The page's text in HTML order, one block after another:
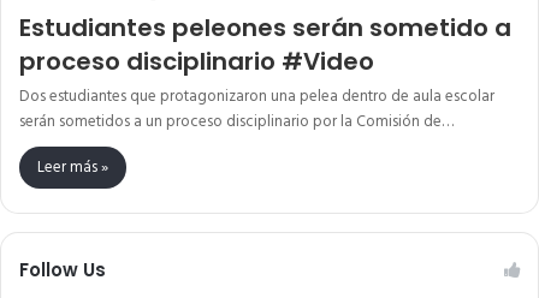
Estudiantes peleones serán sometido a
proceso disciplinario #Video
Dos estudiantes que protagonizaron una pelea dentro de aula escolar
serán sometidos a un proceso disciplinario por la Comisión de…
Leer más »
Follow Us